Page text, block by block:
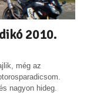
2010.
még az
nagyon hideg.